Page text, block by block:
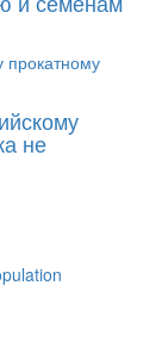
не